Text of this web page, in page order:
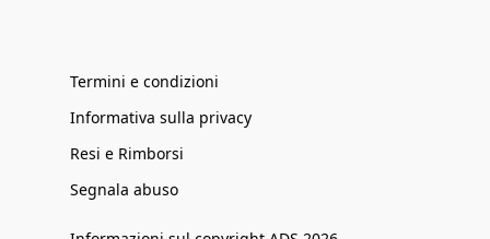
Termini e condizioni
Informativa sulla privacy
Resi e Rimborsi
Segnala abuso